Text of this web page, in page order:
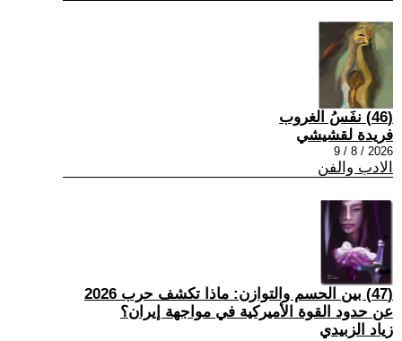
(46) نفَسُ الغروب
فريدة لقشيشي
2026 / 8 / 9
الادب والفن
(47) بين الحسم والتوازن: ماذا تكشف حرب 2026
عن حدود القوة الأميركية في مواجهة إيران؟
زياد الزبيدي